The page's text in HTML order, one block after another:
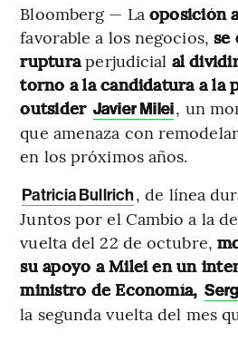
Bloomberg — La oposición
favorable a los negocios, se
rupturaperjudicial al
torno a la candidatura a la
outsider Javier Milei, un
que amenaza con
en los próximos años.
Patricia Bullrich, de línea
Juntos por el Cambio a la
vuelta del 22 de octubre,
su apoyo a Milei en un
ministro de Economía,
la segunda vuelta del mes